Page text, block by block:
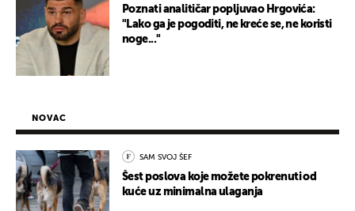
Poznati analitičar popljuvao Hrgovića:
"Lako ga je pogoditi, ne kreće se, ne koristi
noge..."
NOVAC
SAM SVOJ ŠEF
Šest poslova koje možete pokrenuti od
kuće uz minimalna ulaganja